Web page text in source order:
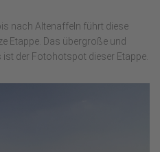
nach Altenaffeln führt diese
Etappe. Das übergroße und
der Fotohotspot dieser Etappe.